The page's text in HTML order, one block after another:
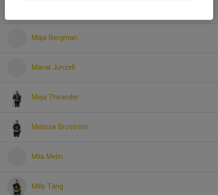
Maja Bergman
Manal Junzell
Meja Theander
Melissa Broström
Mila Melin
Milly Täng